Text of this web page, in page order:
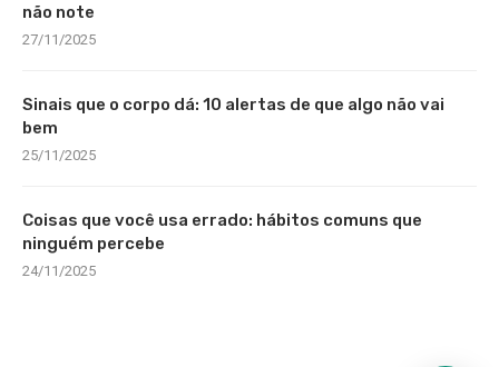
não note
27/11/2025
Sinais que o corpo dá: 10 alertas de que algo não vai
bem
25/11/2025
Coisas que você usa errado: hábitos comuns que
ninguém percebe
24/11/2025